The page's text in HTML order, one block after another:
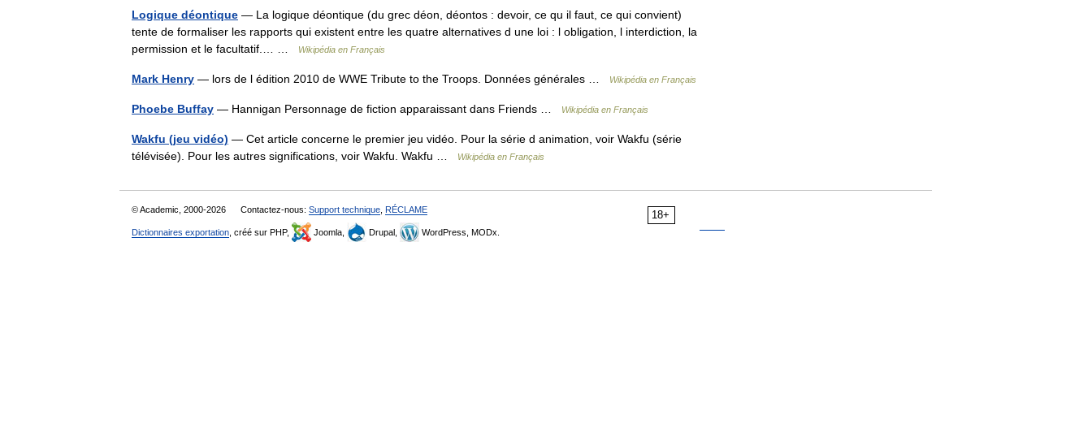
Logique déontique — La logique déontique (du grec déon, déontos : devoir, ce qu il faut, ce qui convient)
tente de formaliser les rapports qui existent entre les quatre alternatives d une loi : l obligation, l interdiction, la
permission et le facultatif.… …
Wikipédia en Français
Mark Henry — lors de l édition 2010 de WWE Tribute to the Troops. Données générales … Wikipédia en Français
Phoebe Buffay — Hannigan Personnage de fiction apparaissant dans Friends … Wikipédia en Français
Wakfu (jeu vidéo) — Cet article concerne le premier jeu vidéo. Pour la série d animation, voir Wakfu (série
télévisée). Pour les autres significations, voir Wakfu. Wakfu …
Wikipédia en Français
18+
© Academic, 2000-2026 Contactez-nous: Support technique, RÉCLAME
Dictionnaires exportation, créé sur PHP, Joomla, Drupal, WordPress, MODx.